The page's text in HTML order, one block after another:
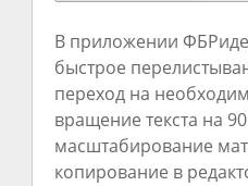
В приложении
быстрое
переход на
вращение текста на
масштабирование
копирование в